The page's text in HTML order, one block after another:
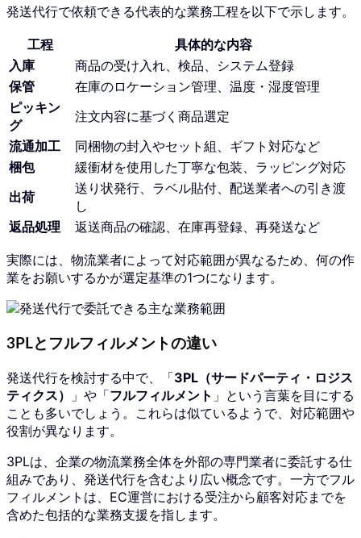
発送代行で依頼できる代表的な業務工程を以下で示します。
工程
具体的な内容
入庫
商品の受け入れ、検品、システム登録
保管
在庫のロケーション管理、温度・湿度管理
ピッキン
グ
注文内容に基づく商品選定
流通加工
同梱物の封入やセット組、ギフト対応など
梱包
緩衝材を使用した丁寧な包装、ラッピング対応
出荷
送り状発行、ラベル貼付、配送業者への引き渡
し
返品処理
返送商品の確認、在庫再登録、再発送など
実際には、物流業者によって対応範囲が異なるため、何の作
業をお願いするかが選定基準の1つになります。
3PLとフルフィルメントの違い
発送代行を検討する中で、「3PL（サードパーティ・ロジス
ティクス）
」や「フルフィルメント 」という言葉を目にする
ことも多いでしょう。これらは似ているようで、対応範囲や
役割が異なります。
3PLは、企業の物流業務全体を外部の専門業者に委託する仕
組みであり、発送代行を含むより広い概念です。一方でフル
フィルメントは、EC運営における受注から顧客対応までを
含めた包括的な業務支援を指します。